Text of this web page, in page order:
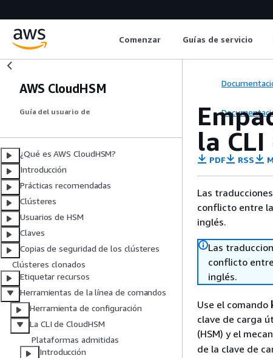
Comenzar Guías de servicio
AWS CloudHSM
Guía del usuario de
¿Qué es AWS CloudHSM?
Introducción
Prácticas recomendadas
Clústeres
Usuarios de HSM
Claves
Copias de seguridad de los clústeres
Clústeres clonados
Etiquetar recursos
Herramientas de la línea de comandos
Herramienta de configuración
La CLI de CloudHSM
Plataformas admitidas
Introducción
la
PDF RSS
Las
conflicto entre
inglés.
Las
conflicto
inglés.
Use el comando
clave de carga
(HSM) y el
de la clave de